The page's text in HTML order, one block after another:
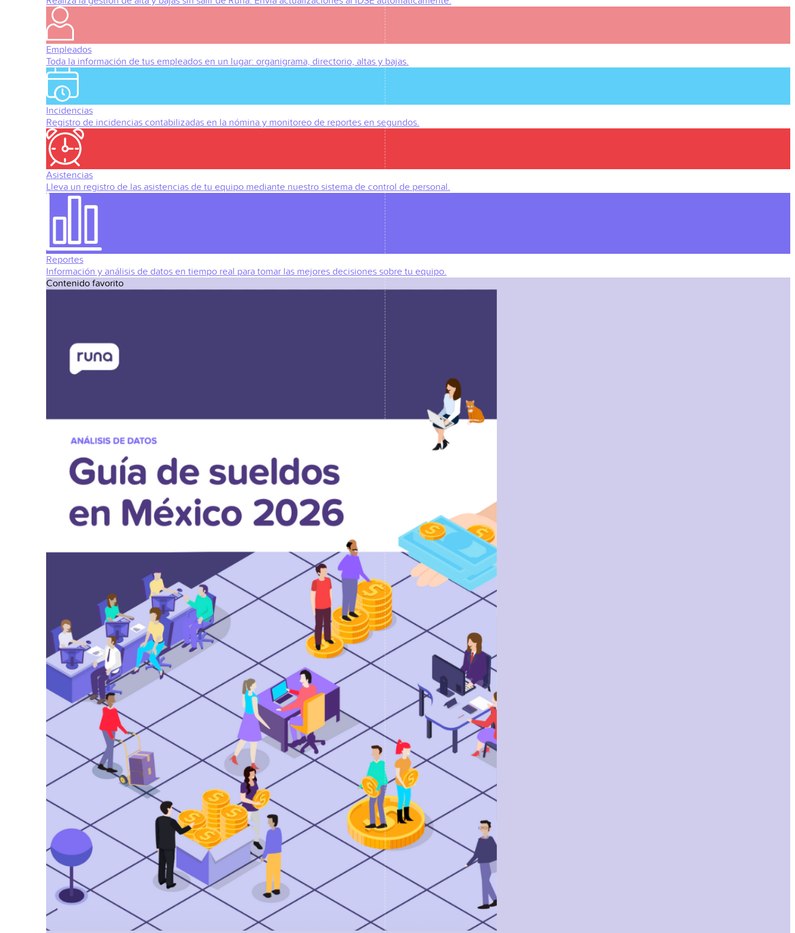
Empleados
Toda la información de tus empleados en un lugar: organigrama, directorio, altas y bajas.
Incidencias
Registro de incidencias contabilizadas en la nómina y monitoreo de reportes en segundos.
Asistencias
Lleva un registro de las asistencias de tu equipo mediante nuestro sistema de control de personal.
Reportes
Información y análisis de datos en tiempo real para tomar las mejores decisiones sobre tu equipo.
Contenido favorito